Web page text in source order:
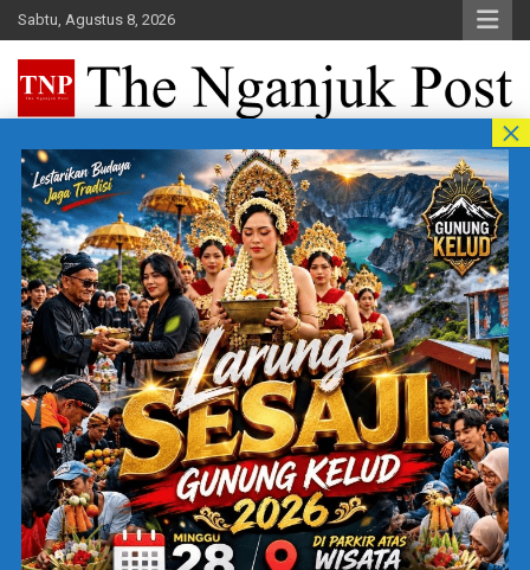
Skip
to
content
Sabtu, Agustus 8, 2026
The Nganjuk Post
Home wabah
Tag:wabah